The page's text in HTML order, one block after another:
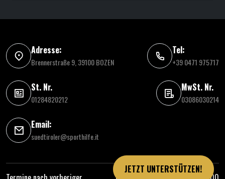
Adresse:
Brennerstraße 9, 39100 BOZEN
Tel:
+39 0471 975717
St. Nr.
01284820212
MwSt. Nr.
03086030214
Email:
suedtiroler@sporthilfe.it
JETZT UNTERSTÜTZEN!